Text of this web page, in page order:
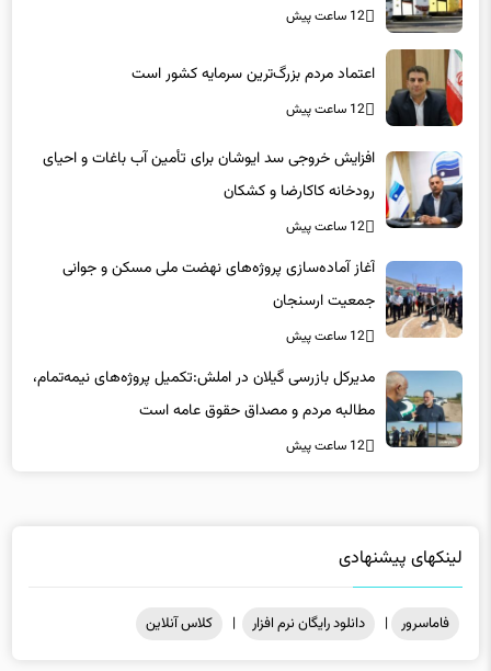
12 ساعت پیش
اعتماد مردم بزرگ‌ترین سرمایه کشور است
12 ساعت پیش
افزایش خروجی سد ایوشان برای تأمین آب باغات و احیای
رودخانه‌ کاکارضا و کشکان
12 ساعت پیش
آغاز آماده‌سازی پروژه‌های نهضت ملی مسکن و جوانی
جمعیت ارسنجان
12 ساعت پیش
مدیرکل بازرسی گیلان در املش:تکمیل پروژه‌های نیمه‌تمام،
مطالبه مردم و مصداق حقوق عامه است
12 ساعت پیش
لینکهای پیشنهادی
فاماسرور | دانلود رایگان نرم افزار | کلاس آنلاین